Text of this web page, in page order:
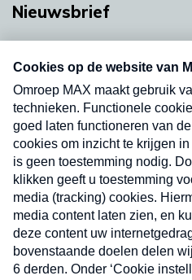
Nieuwsbrief
nieuwsbrief. Elke vrijdag-
uw mailbox.